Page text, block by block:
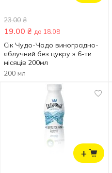
23.00 ₴
19.00 ₴ до 18.08
Сік Чудо-Чадо виноградно-
яблучний без цукру з 6-ти
місяців 200мл
200 мл
+